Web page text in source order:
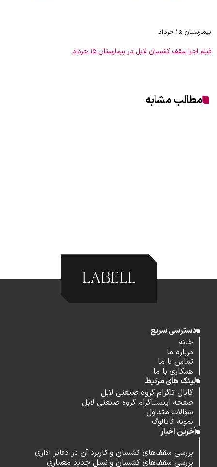
بیمارستان ۱۵ خرداد
فیلم اجرا سقف کشسان لابل در بیمارستان ۱۵ خرداد
مطالب مشابه
دسترسی سریع
خانه
درباره ما
تماس با ما
همکاری با ما
لینک های مرتبط
کانال تلگرام گروه صنعتی لابل
صفحه اینستاگرام گروه صنعتی لابل
سوالات متداول
نمونه کاتالوگ
آخرین اخبار
بررسی سقف‌های کشسان و کاربرد آن در دفاتر اداری
بررسی سقف‌های کشسان و نسل جدید معماری